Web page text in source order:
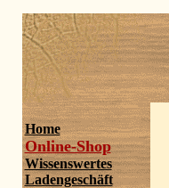
Home
Online-Shop
Wissenswertes
Ladengeschäft